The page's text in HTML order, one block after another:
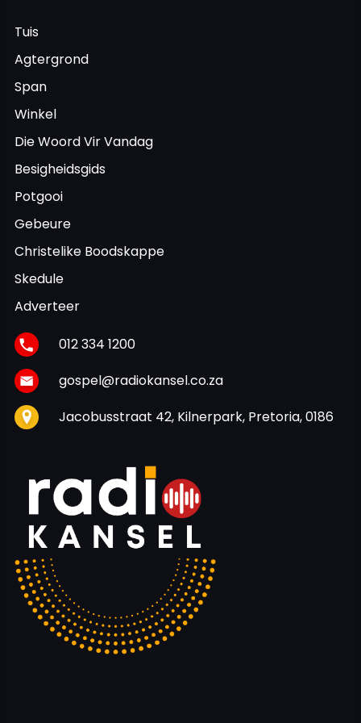
Tuis
Agtergrond
Span
Winkel
Die Woord Vir Vandag
Besigheidsgids
Potgooi
Gebeure
Christelike Boodskappe
Skedule
Adverteer
012 334 1200
gospel@radiokansel.co.za
Jacobusstraat 42, Kilnerpark, Pretoria, 0186